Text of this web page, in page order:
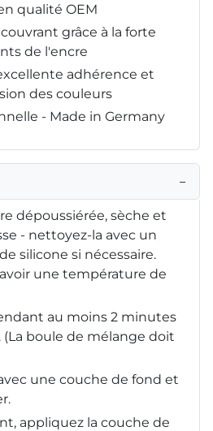
qualité OEM
grâce à la forte
de l'encre
adhérence et
des couleurs
- Made in Germany
−
dépoussiérée, sèche et
- nettoyez-la avec un
silicone si nécessaire.
une température de
au moins 2 minutes
boule de mélange doit
une couche de fond et
appliquez la couche de